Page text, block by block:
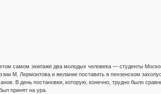
самом экипаже два молодых человека — студенты
М. Лермонтова и желание поставить в пензенском
В день постановки, которую, конечно, трудно было
принят на ура.